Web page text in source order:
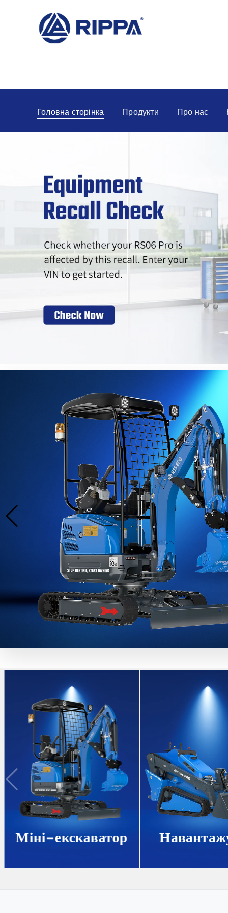
Головна сторінка Продукти Про нас
Міні-екскаватор